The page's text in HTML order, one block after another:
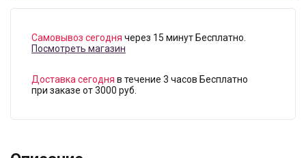
Самовывоз сегодня через 15 минут Бесплатно.
Посмотреть магазин
Доставка сегодня в течение 3 часов Бесплатно
при заказе от 3000 руб.